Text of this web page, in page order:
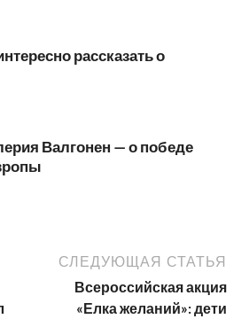
рассказать о
Валгонен — о победе
СЛЕДУЮЩАЯ СТАТЬЯ
Всероссийская акция
«Елка желаний»: дети